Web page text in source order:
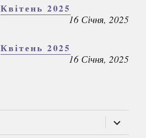
Квітень 2025
16 Січня, 2025
Квітень 2025
16 Січня, 2025
підменю